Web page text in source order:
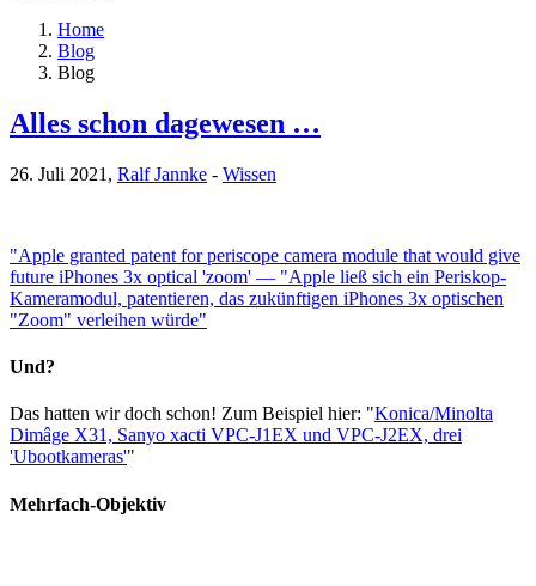
Home
Blog
Blog
Alles schon dagewesen …
26. Juli 2021, Ralf Jannke - Wissen
"Apple granted patent for periscope camera module that would give
future iPhones 3x optical 'zoom' — "Apple ließ sich ein Periskop-
Kameramodul, patentieren, das zukünftigen iPhones 3x optischen
"Zoom" verleihen würde"
Und?
Das hatten wir doch schon! Zum Beispiel hier: "Konica/Minolta
Dimâge X31, Sanyo xacti VPC-J1EX und VPC-J2EX, drei
'Ubootkameras'"
Mehrfach-Objektiv